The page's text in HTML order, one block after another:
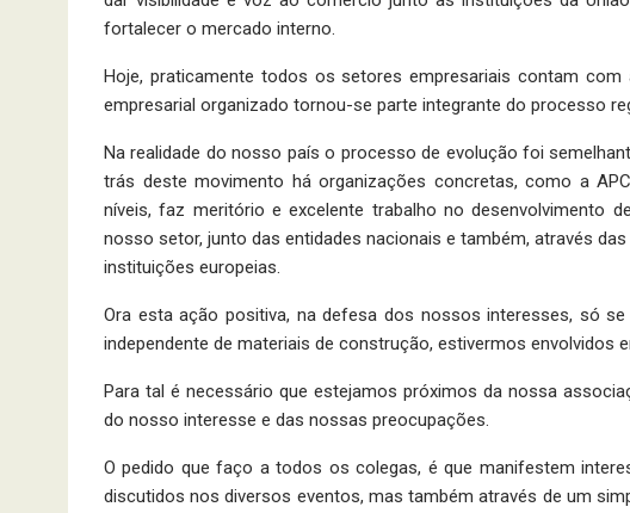
fortalecer o mercado interno.
Hoje, praticamente todos os setores empresariais contam
empresarial organizado tornou-se parte integrante do processo
Na realidade do nosso país o processo de evolução foi
trás deste movimento há organizações concretas, como a
níveis, faz meritório e excelente trabalho no desenvolvimento
nosso setor, junto das entidades nacionais e também, através
instituições europeias.
Ora esta ação positiva, na defesa dos nossos interesses, só
independente de materiais de construção, estivermos envolvidos
Para tal é necessário que estejamos próximos da nossa
do nosso interesse e das nossas preocupações.
O pedido que faço a todos os colegas, é que manifestem
discutidos nos diversos eventos, mas também através de um